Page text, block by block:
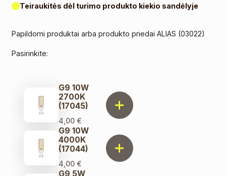
Teiraukitės dėl turimo produkto kiekio sandėlyje
Papildomi produktai arba produkto priedai ALIAS (03022)
Pasirinkite:
G9 10W
2700K
(17045)
4,00 €
G9 10W
4000K
(17044)
4,00 €
G9 5W